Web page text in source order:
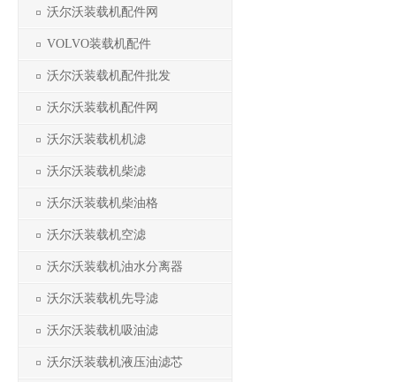
沃尔沃装载机配件网
VOLVO装载机配件
沃尔沃装载机配件批发
沃尔沃装载机配件网
沃尔沃装载机机滤
沃尔沃装载机柴滤
沃尔沃装载机柴油格
沃尔沃装载机空滤
沃尔沃装载机油水分离器
沃尔沃装载机先导滤
沃尔沃装载机吸油滤
沃尔沃装载机液压油滤芯